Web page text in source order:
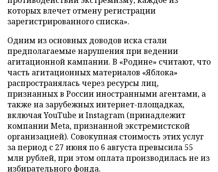
которых влечет отмену регистрации
зарегистрированного списка».
Одним из основных доводов иска стали
предполагаемые нарушения при ведении
агитационной кампании. В «Родине» считают, что
часть агитационных материалов «Яблока»
распространялась через ресурсы лиц,
признанных в России иностранными агентами, а
также на зарубежных интернет-площадках,
включая YouTube и Instagram (принадлежит
компании Meta, признанной экстремистской
организацией). Совокупная стоимость этих услуг
за период с 27 июня по 6 августа превысила 55
млн рублей, при этом оплата производилась не из
избирательного фонда.